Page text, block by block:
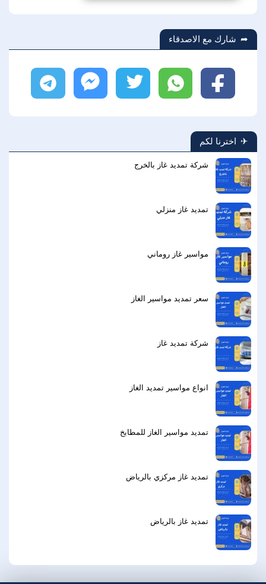
شارك مع الاصدقاء
فيسبوك واتساب ماسنجر
اخترنا لكم
شركة تمديد غاز بالخرج
تمديد غاز منزلي
مواسير غاز روماني
سعر تمديد مواسير الغاز
شركة تمديد غاز
انواع مواسير تمديد الغاز
تمديد مواسير الغاز للمطابخ
تمديد غاز مركزي بالرياض
تمديد غاز بالرياض